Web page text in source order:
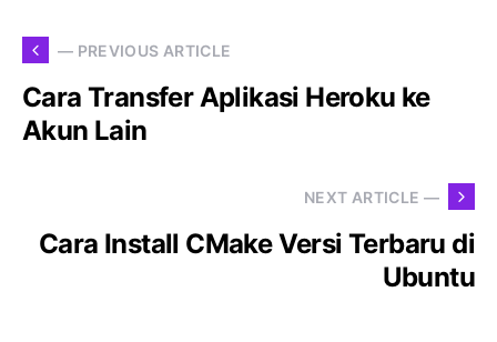
— PREVIOUS ARTICLE
Cara Transfer Aplikasi Heroku ke
Akun Lain
NEXT ARTICLE —
Cara Install CMake Versi Terbaru di
Ubuntu